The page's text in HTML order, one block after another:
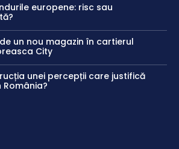
europene: risc sau
un nou magazin în cartierul
City
unei percepții care justifică